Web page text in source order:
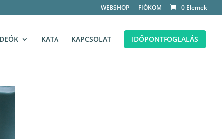
WEBSHOP FIÓKOM 0 Elemek
KATA KAPCSOLAT IDŐPONTFOGLALÁS